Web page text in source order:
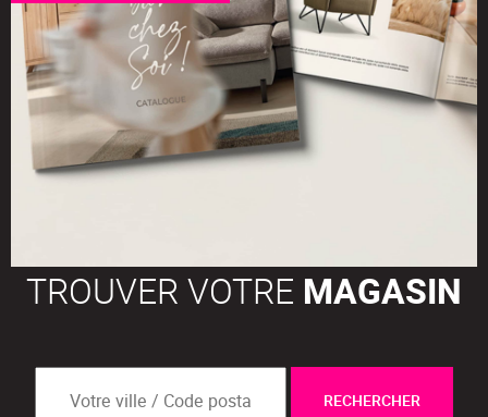
TROUVER VOTRE MAGASIN
RECHERCHER